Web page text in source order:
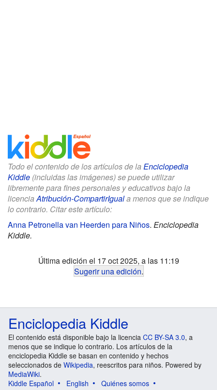
Todo el contenido de los artículos de la Enciclopedia
Kiddle (incluidas las imágenes) se puede utilizar
libremente para fines personales y educativos bajo la
licenciaAtribución-CompartirIguala menos que se indique
lo contrario. Citar este artículo:
Anna Petronella van Heerden para Niños. Enciclopedia
Kiddle.
Última edición el 17 oct 2025, a las 11:19
Sugerir una edición.
Enciclopedia Kiddle
El contenido está disponible bajo la licencia CC BY-SA 3.0, a
menos que se indique lo contrario. Los artículos de la
enciclopedia Kiddle se basan en contenido y hechos
seleccionados de Wikipedia, reescritos para niños. Powered by
MediaWiki.
Kiddle Español
English
Quiénes somos